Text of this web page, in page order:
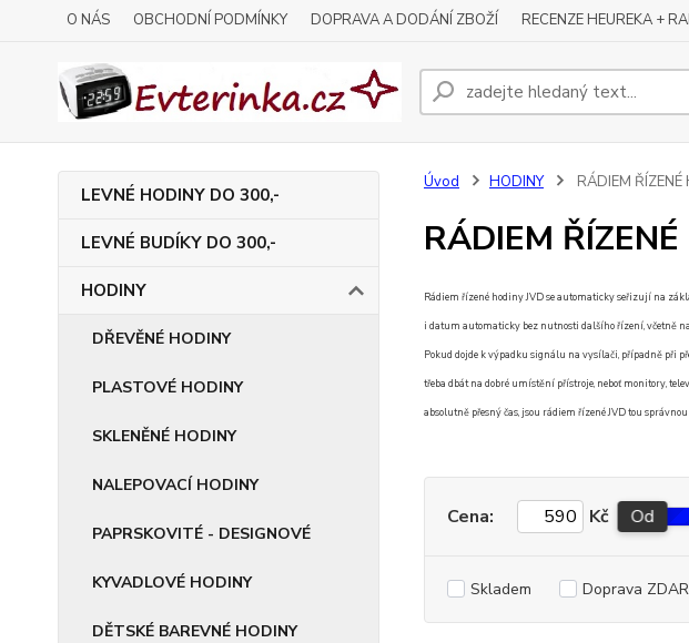
O NÁS OBCHODNÍ PODMÍNKY DOPRAVA A DODÁNÍ ZBOŽÍ RECENZE HEUREKA +
LEVNÉ HODINY DO 300,-
LEVNÉ BUDÍKY DO 300,-
HODINY
DŘEVĚNÉ HODINY
PLASTOVÉ HODINY
SKLENĚNÉ HODINY
NALEPOVACÍ HODINY
PAPRSKOVITÉ - DESIGNOVÉ
KYVADLOVÉ HODINY
DĚTSKÉ BAREVNÉ HODINY
Úvod HODINY RÁDIEM ŘÍZENÉ
RÁDIEM
Rádiem řízené hodiny JVD se automaticky seřizují na
i datum automaticky bez nutnosti dalšího řízení, včetně
Pokud dojde k výpadku signálu na vysílači, případně při
třeba dbát na dobré umístění přístroje, neboť monitory,
absolutně přesný čas, jsou rádiem řízené JVD tou správnou
Cena: Kč Od
Skladem Doprava